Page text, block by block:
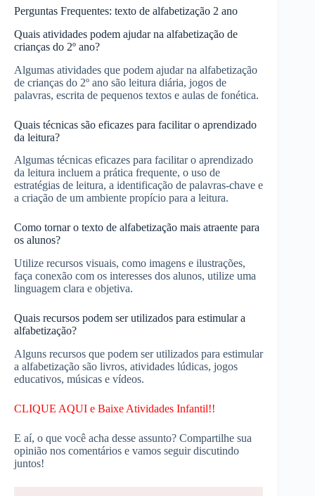
Perguntas Frequentes: texto de alfabetização 2 ano
Quais atividades podem ajudar na alfabetização de
crianças do 2º ano?
Algumas atividades que podem ajudar na alfabetização
de crianças do 2º ano são leitura diária, jogos de
palavras, escrita de pequenos textos e aulas de fonética.
Quais técnicas são eficazes para facilitar o aprendizado
da leitura?
Algumas técnicas eficazes para facilitar o aprendizado
da leitura incluem a prática frequente, o uso de
estratégias de leitura, a identificação de palavras-chave e
a criação de um ambiente propício para a leitura.
Como tornar o texto de alfabetização mais atraente para
os alunos?
Utilize recursos visuais, como imagens e ilustrações,
faça conexão com os interesses dos alunos, utilize uma
linguagem clara e objetiva.
Quais recursos podem ser utilizados para estimular a
alfabetização?
Alguns recursos que podem ser utilizados para estimular
a alfabetização são livros, atividades lúdicas, jogos
educativos, músicas e vídeos.
CLIQUE AQUI e Baixe Atividades Infantil!!
E aí, o que você acha desse assunto? Compartilhe sua
opinião nos comentários e vamos seguir discutindo
juntos!